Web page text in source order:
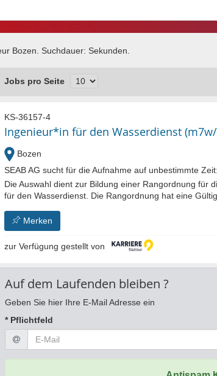
Bozen . Suchdauer: Sekunden.
Jobs pro Seite
KS-36157-4
Ingenieur*in für den Wasserdienst
Bozen
SEAB AG sucht für die Aufnahme auf unbestimmte Zeit:
Die Auswahl dient zur Bildung einer Rangordnung für
für den Wasserdienst. Die Rangordnung hat eine
Merken
zur Verfügung gestellt von
Auf dem Laufenden bleiben ?
Geben Sie hier Ihre E-Mail Adresse ein
* Pflichtfeld